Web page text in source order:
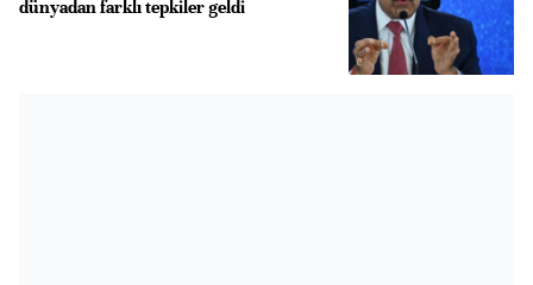
dünyadan farklı tepkiler geldi